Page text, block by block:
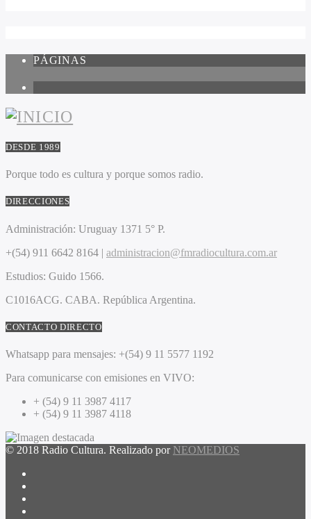
PÁGINAS
DESDE 1989
Porque todo es cultura y porque somos radio.
DIRECCIONES
Administración: Uruguay 1371 5° P.
+(54) 911 6642 8164 | administracion@fmradiocultura.com.ar
Estudios: Guido 1566.
C1016ACG. CABA. República Argentina.
CONTACTO DIRECTO
Whatsapp para mensajes: +(54) 9 11 5577 1192
Para comunicarse con emisiones en VIVO:
+ (54) 9 11 3987 4117
+ (54) 9 11 3987 4118
© 2018 Radio Cultura. Realizado por NEOMEDIOS